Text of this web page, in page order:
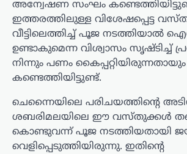
അന്വേഷണ സംഘം
ഇത്തരത്തിലുള്ള വിശേഷപ്പെട്ട
വീട്ടിലെത്തിച്ച് പൂജ നടത്തിയാൽ
ഉണ്ടാകുമെന്ന വിശ്വാസം സൃഷ്ടിച്ച്
നിന്നും പണം കൈപ്പറ്റിയിരുന്നതായും
കണ്ടെത്തിയിട്ടുണ്ട്.
ചെന്നൈയിലെ പരിചയത്തിന്റെ
ശബരിമലയിലെ ഈ വസ്തുക്കൾ
കൊണ്ടുവന്ന് പൂജ നടത്തിയതായി
വെളിപ്പെടുത്തിയിരുന്നു. ഇതിന്റെ